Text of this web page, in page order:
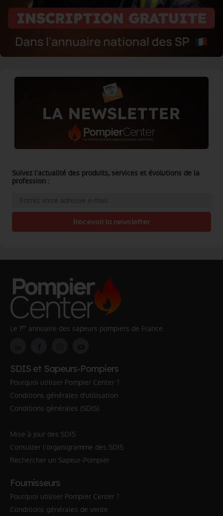
Suivez l'actualité des produits, services et évolutions de la
profession :
Recevoir la newsletter
Le 1er annuaire des sapeurs pompiers de France.
SDIS et Sapeurs-Pompiers
Pourquoi utiliser Pompier Center ?
Conditions générales d'utilisation
Conditions générales (SDIS)
Mise à jour des SDIS
Consulter l'organigramme des SDIS
Rechercher un Sapeur-Pompier
Fournisseurs
Pourquoi utiliser Pompier Center ?
Conditions générales de vente